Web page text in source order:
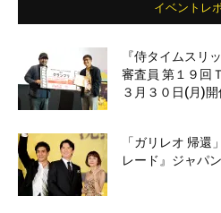
イベントレ
『侍タイムスリ
審査員 第１９回
３月３０日(月)開
「ガリレオ 帰
レード』ジャパ